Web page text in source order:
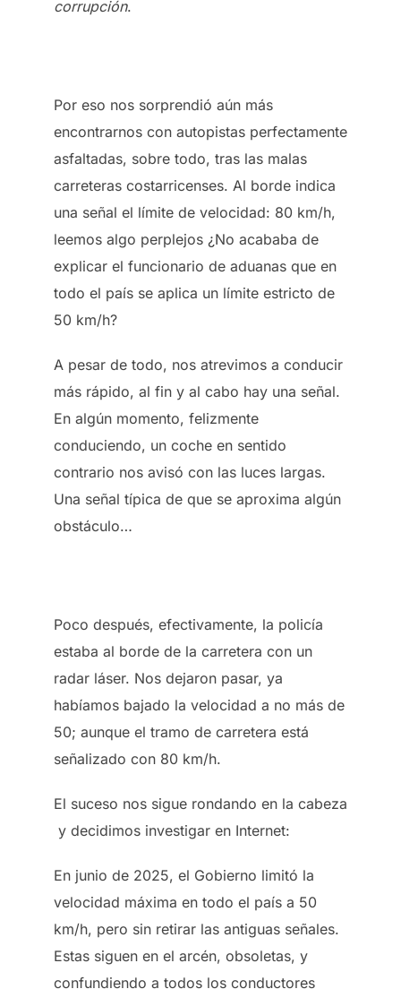
corrupción.
Por eso nos sorprendió aún más
encontrarnos con autopistas perfectamente
asfaltadas, sobre todo, tras las malas
carreteras costarricenses. Al borde indica
una señal el límite de velocidad: 80 km/h,
leemos algo perplejos ¿No acababa de
explicar el funcionario de aduanas que en
todo el país se aplica un límite estricto de
50 km/h?
A pesar de todo, nos atrevimos a conducir
más rápido, al fin y al cabo hay una señal.
En algún momento, felizmente
conduciendo, un coche en sentido
contrario nos avisó con las luces largas.
Una señal típica de que se aproxima algún
obstáculo…
Poco después, efectivamente, la policía
estaba al borde de la carretera con un
radar láser. Nos dejaron pasar, ya
habíamos bajado la velocidad a no más de
50; aunque el tramo de carretera está
señalizado con 80 km/h.
El suceso nos sigue rondando en la cabeza
y decidimos investigar en Internet:
En junio de 2025, el Gobierno limitó la
velocidad máxima en todo el país a 50
km/h, pero sin retirar las antiguas señales.
Estas siguen en el arcén, obsoletas, y
confundiendo a todos los conductores